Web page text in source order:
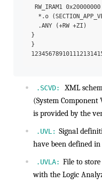
RW_IRAM1
*.o
.ANY (+RW +ZI)
}
}
.SCVD:
XML
(System
is provided by the
.UVL: Signal
have been defined
.UVLA: File to
with the Logic